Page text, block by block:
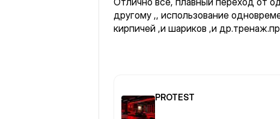
другому ,, использование
кирпичей ,и шариков ,и
PROTEST